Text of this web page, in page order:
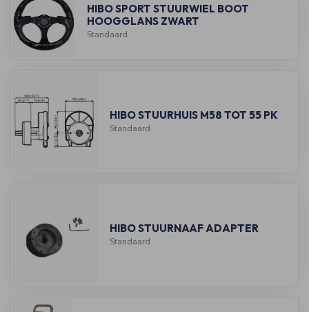
HIBO SPORT STUURWIEL BOOT
HOOGGLANS ZWART
Standaard
HIBO STUURHUIS M58 TOT 55 PK
Standaard
HIBO STUURNAAF ADAPTER
Standaard